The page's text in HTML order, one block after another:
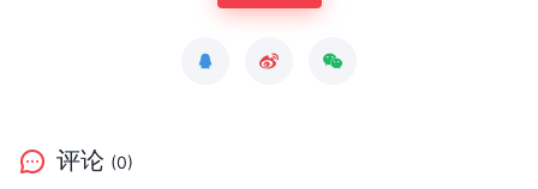
评论 (0)